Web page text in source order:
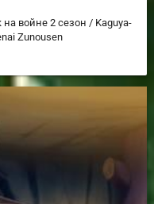
войне 2 сезон / Kaguya-
Zunousen